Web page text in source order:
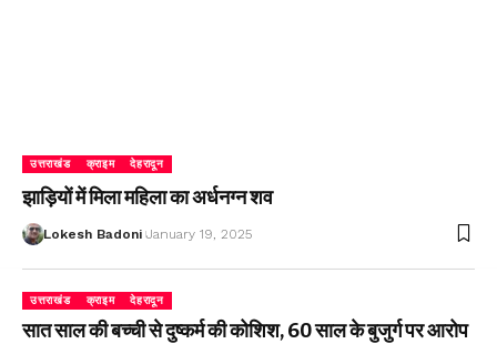
उत्तराखंड क्राइम देहरादून
झाड़ियों में मिला महिला का अर्धनग्न शव
Lokesh Badoni January 19, 2025
उत्तराखंड क्राइम देहरादून
सात साल की बच्ची से दुष्कर्म की कोशिश, 60 साल के बुजुर्ग पर आरोप